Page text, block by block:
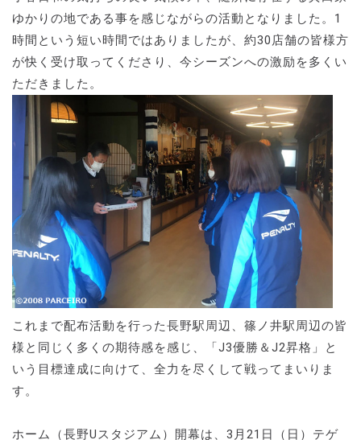
ゆかりの地である事を感じながらの活動となりました。1
時間という短い時間ではありましたが、約30店舗の皆様方
が快く受け取ってくださり、今シーズンへの激励を多くい
ただきました。
これまで配布活動を行った長野駅周辺、篠ノ井駅周辺の皆
様と同じく多くの期待感を感じ、「J3優勝＆J2昇格」と
いう目標達成に向けて、全力を尽くして戦ってまいりま
す。
ホーム（長野Uスタジアム）開幕は、3月21日（日）テゲ